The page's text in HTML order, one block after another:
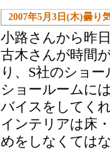
2007年5月3日(木)曇り
小路さんから昨
古木さんが時間
り、S社のショ
ショールームに
バイスをしてく
インテリアは床
めをしなくては